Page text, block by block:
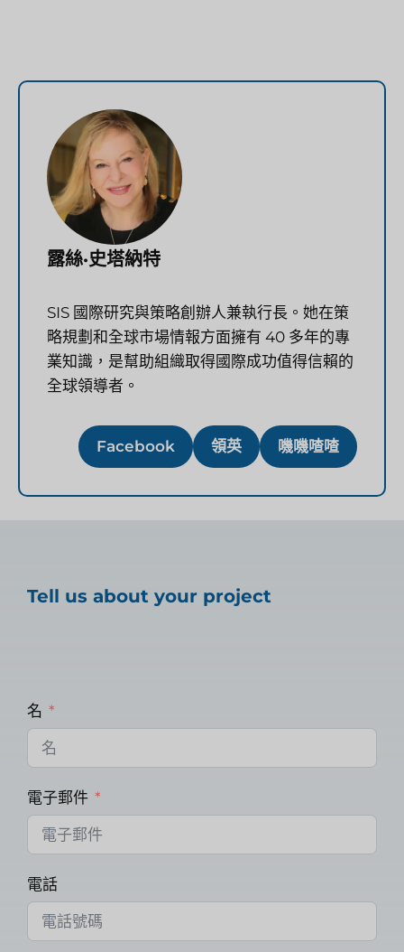
露絲·史塔納特
SIS 國際研究與策略創辦人兼執行長。她在策
略規劃和全球市場情報方面擁有 40 多年的專
業知識，是幫助組織取得國際成功值得信賴的
全球領導者。
Facebook 領英 嘰嘰喳喳
Tell us about your project
名
電子郵件
電話